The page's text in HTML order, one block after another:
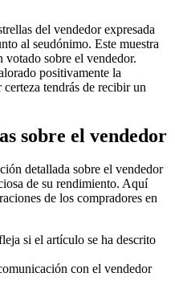
del vendedor expresada
al seudónimo. Este muestra
votado sobre el vendedor.
positivamente la
tendrás de recibir un
sobre el vendedor
detallada sobre el vendedor
de su rendimiento. Aquí
de los compradores en
si el artículo se ha descrito
con el vendedor